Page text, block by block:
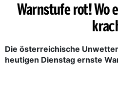
Warnstufe rot! Wo
Die österreichische
heutigen Dienstag ernste